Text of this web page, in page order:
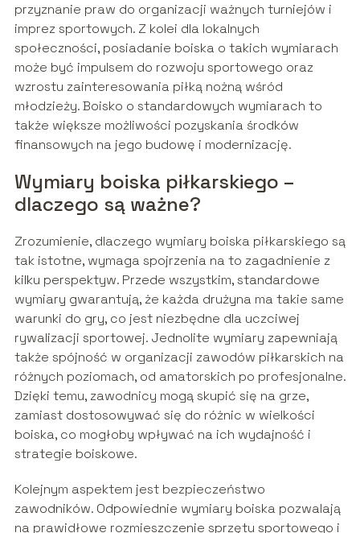
przyznanie praw do organizacji ważnych turniejów i
imprez sportowych. Z kolei dla lokalnych
społeczności, posiadanie boiska o takich wymiarach
może być impulsem do rozwoju sportowego oraz
wzrostu zainteresowania piłką nożną wśród
młodzieży. Boisko o standardowych wymiarach to
także większe możliwości pozyskania środków
finansowych na jego budowę i modernizację.
Wymiary boiska piłkarskiego –
dlaczego są ważne?
Zrozumienie, dlaczego wymiary boiska piłkarskiego są
tak istotne, wymaga spojrzenia na to zagadnienie z
kilku perspektyw. Przede wszystkim, standardowe
wymiary gwarantują, że każda drużyna ma takie same
warunki do gry, co jest niezbędne dla uczciwej
rywalizacji sportowej. Jednolite wymiary zapewniają
także spójność w organizacji zawodów piłkarskich na
różnych poziomach, od amatorskich po profesjonalne.
Dzięki temu, zawodnicy mogą skupić się na grze,
zamiast dostosowywać się do różnic w wielkości
boiska, co mogłoby wpływać na ich wydajność i
strategie boiskowe.
Kolejnym aspektem jest bezpieczeństwo
zawodników. Odpowiednie wymiary boiska pozwalają
na prawidłowe rozmieszczenie sprzętu sportowego i